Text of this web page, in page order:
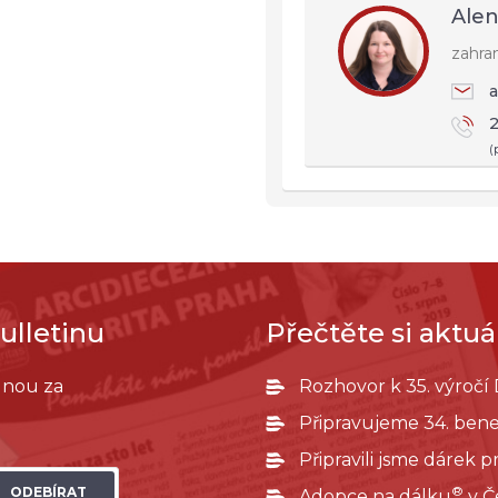
za
ODEBÍRAT
Přečtěte si
Rozhovor k 35. výročí
Připravujeme 34.
Připravili jsme dárek
®